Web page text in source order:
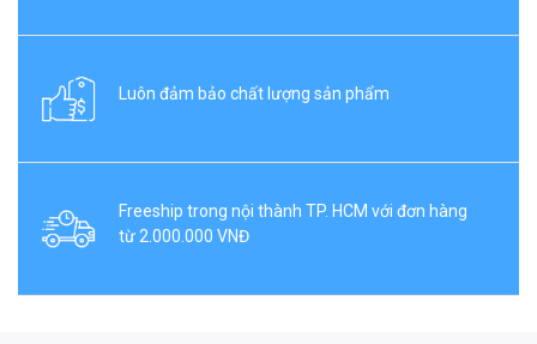
Luôn đảm bảo chất lượng sản phẩm
Freeship trong nội thành TP. HCM với đơn hàng
từ 2.000.000 VNĐ